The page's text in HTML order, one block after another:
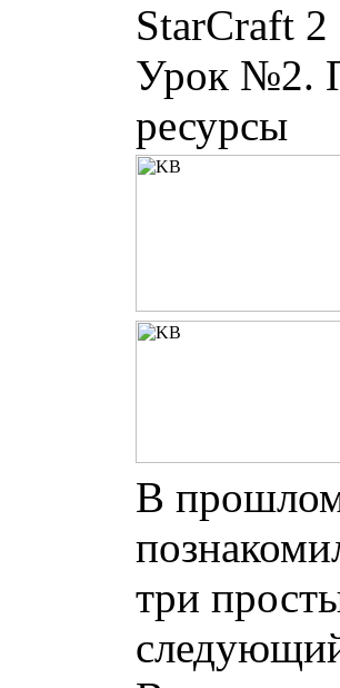
StarСraft 2
Урок №2.
ресурсы
В
три